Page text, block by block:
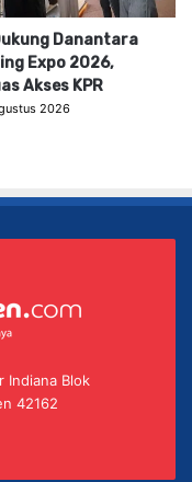
Danantara
Expo 2026,
Akses KPR
2026
Indiana Blok
42162